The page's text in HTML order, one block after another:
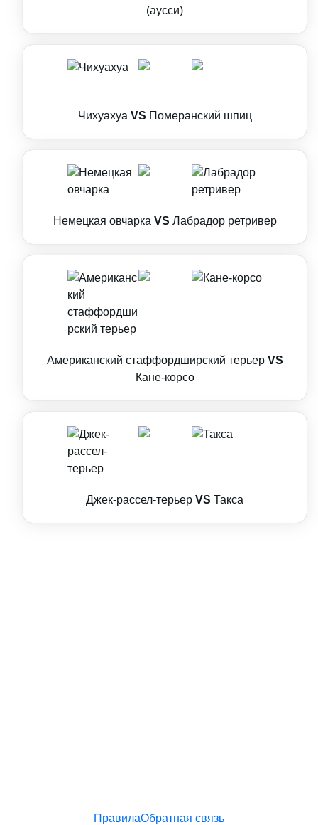
(аусси)
Чихуахуа VS Померанский шпиц
Немецкая овчарка VS Лабрадор ретривер
Американский стаффордширский терьер VS
Кане-корсо
Джек-рассел-терьер VS Такса
ПравилаОбратная связь